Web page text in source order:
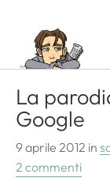
La
Google
9 aprile 2012 in
2 commenti